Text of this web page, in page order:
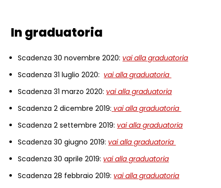
In graduatoria
Scadenza 30 novembre 2020: vai alla graduatoria
Scadenza 31 luglio 2020: vai alla graduatoria
Scadenza 31 marzo 2020: vai alla graduatoria
Scadenza 2 dicembre 2019: vai alla graduatoria
Scadenza 2 settembre 2019: vai alla graduatoria
Scadenza 30 giugno 2019: vai alla graduatoria
Scadenza 30 aprile 2019: vai alla graduatoria
Scadenza 28 febbraio 2019: vai alla graduatoria